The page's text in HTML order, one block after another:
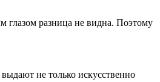
глазом разница не видна. Поэтому
не только искусственно